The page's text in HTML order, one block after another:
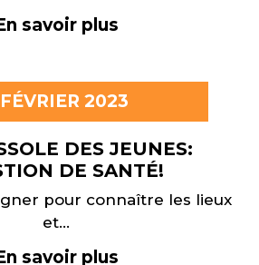
savoir plus
2023
DES JEUNES:
DE SANTÉ!
pour connaître les lieux
et...
savoir plus